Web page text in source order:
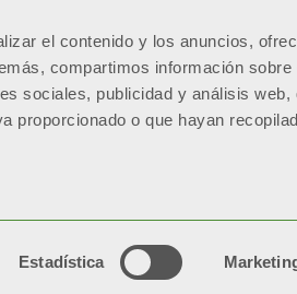
el contenido y los anuncios,
compartimos información sobre
sociales, publicidad y análisis web,
proporcionado o que hayan
Estadística